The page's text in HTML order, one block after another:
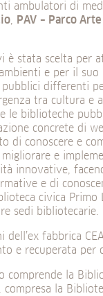
ambulatori di
, PAV – Parco
è stata scelta per
e per il
differenti
tra cultura
le biblioteche
concrete di
di conoscere e
e
innovative,
e di
civica
sedi bibliotecarie.
dell’ex fabbrica
e recuperata
comprende la
la